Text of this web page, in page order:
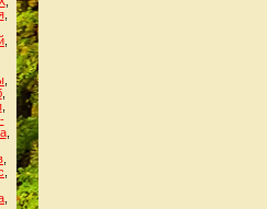
,
,
,
,